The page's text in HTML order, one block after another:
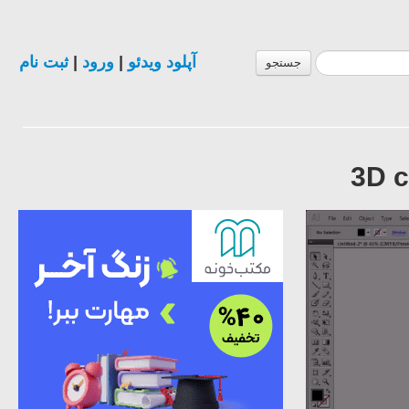
جستجو آپلود ویدئو ورود |ثبت نام
3D